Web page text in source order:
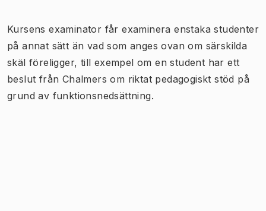
Kursens examinator får examinera enstaka studenter
på annat sätt än vad som anges ovan om särskilda
skäl föreligger, till exempel om en student har ett
beslut från Chalmers om riktat pedagogiskt stöd på
grund av funktionsnedsättning.